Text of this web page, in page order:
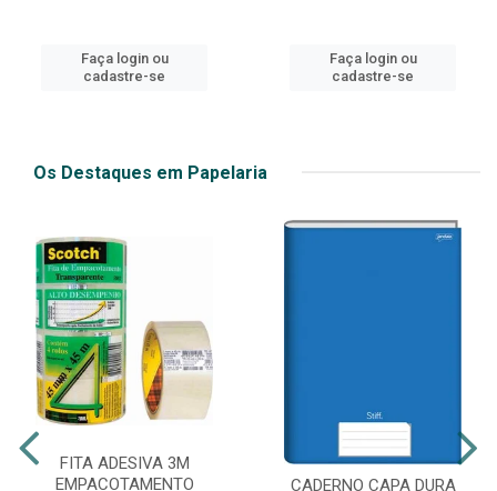
Faça login ou
cadastre-se
Faça login ou
cadastre-se
Os Destaques em Papelaria
FITA ADESIVA 3M
EMPACOTAMENTO
CADERNO CAPA DURA